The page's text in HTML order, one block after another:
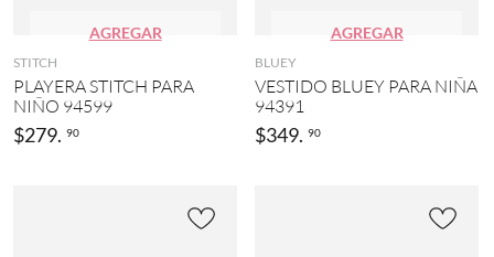
(
)
MÁS
AGREGAR
STITCH
PLAYERA STITCH PARA
NIÑO 94599
$279. 90
AGREGAR
BLUEY
VESTIDO BLUEY PARA NIÑA
94391
$349. 90